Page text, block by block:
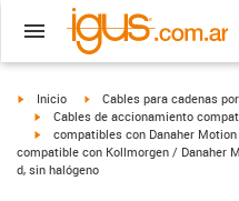
igus-icon-arrow-right
Inicio igus-icon-arrow-right
Cables para cadenas
igus-icon-arrow-right
Cables de accionamiento
igus-icon-arrow-right
compatibles con Danaher Motion
compatible con Kollmorgen / Danaher
d, sin halógeno